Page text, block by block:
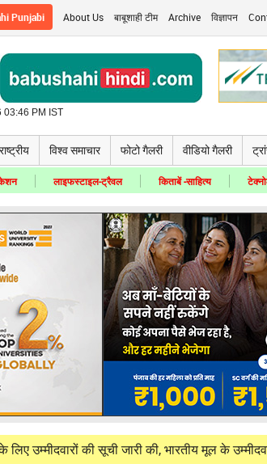
Punjabi About Us बाबूशाही टीम Archive विज्ञापन
03:46 PM IST
राष्ट्रीय विश्व समाचार फोटो गैलरी वीडियो गैलरी
लाइफस्टाइल-ट्रैवल किताबें -साहित्य
की सूची जारी की, भारतीय मूल के उम्मीदवार भी शामिल